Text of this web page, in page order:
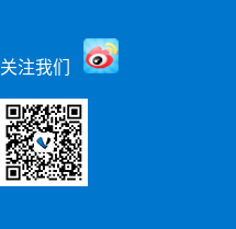
关注我们